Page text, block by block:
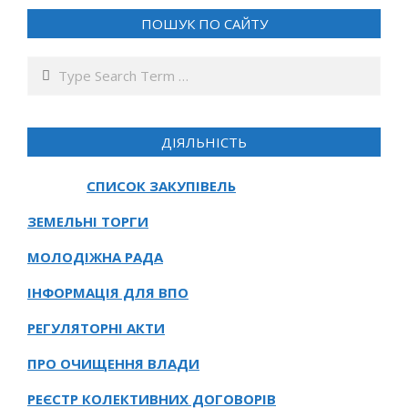
ПОШУК ПО САЙТУ
Search
ДІЯЛЬНІСТЬ
СПИСОК ЗАКУПІВЕЛЬ
ЗЕМЕЛЬНІ ТОРГИ
МОЛОДІЖНА РАДА
ІНФОРМАЦІЯ ДЛЯ ВПО
РЕГУЛЯТОРНІ АКТИ
ПРО ОЧИЩЕННЯ ВЛАДИ
РЕЄСТР КОЛЕКТИВНИХ ДОГОВОРІВ